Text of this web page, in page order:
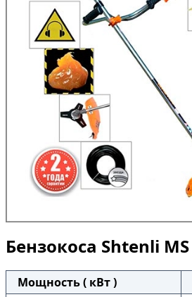
Бензокоса Shtenli MS
Мощность ( кВт )